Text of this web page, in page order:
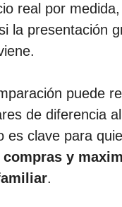
real por
la presentación
puede
de diferencia
es clave para
y
.